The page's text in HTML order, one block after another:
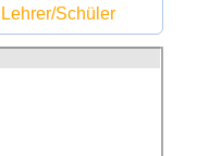
Lehrer/Schüler